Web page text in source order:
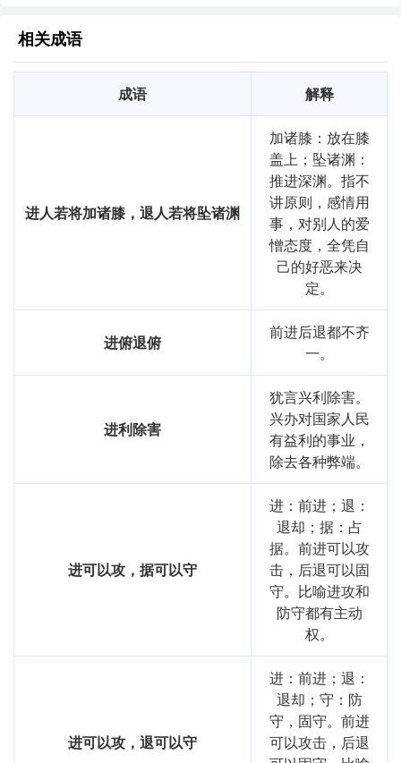
相关成语
成语 解释
进人若将加诸膝，退人若将坠诸渊
加诸膝：放在膝
盖上；坠诸渊：
推进深渊。指不
讲原则，感情用
事，对别人的爱
憎态度，全凭自
己的好恶来决
定。
进俯退俯
前进后退都不齐
一。
进利除害
犹言兴利除害。
兴办对国家人民
有益利的事业，
除去各种弊端。
进可以攻，据可以守
进：前进；退：
退却；据：占
据。前进可以攻
击，后退可以固
守。比喻进攻和
防守都有主动
权。
进可以攻，退可以守
进：前进；退：
退却；守：防
守，固守。前进
可以攻击，后退